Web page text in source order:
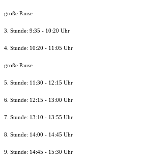
große Pause
3. Stunde: 9:35 - 10:20 Uhr
4. Stunde: 10:20 - 11:05 Uhr
große Pause
5. Stunde: 11:30 - 12:15 Uhr
6. Stunde: 12:15 - 13:00 Uhr
7. Stunde: 13:10 - 13:55 Uhr
8. Stunde: 14:00 - 14:45 Uhr
9. Stunde: 14:45 - 15:30 Uhr